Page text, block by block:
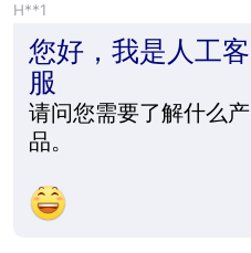
H**1
您好，我是人工客
服
请问您需要了解什么产
品。